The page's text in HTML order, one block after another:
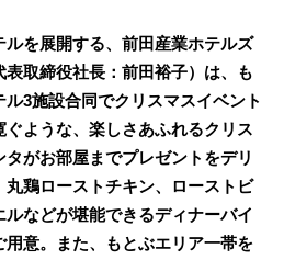
を展開する、前田産業ホテルズ
取締役社長：前田裕子）は、も
3施設合同でクリスマスイベント
ような、楽しさあふれるクリス
がお部屋までプレゼントをデリ
鶏ローストチキン、ローストビ
などが堪能できるディナーバイ
意。また、もとぶエリア一帯を